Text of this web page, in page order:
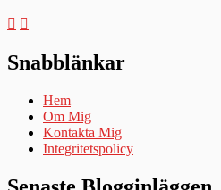
Snabblänkar
Hem
Om Mig
Kontakta Mig
Integritetspolicy